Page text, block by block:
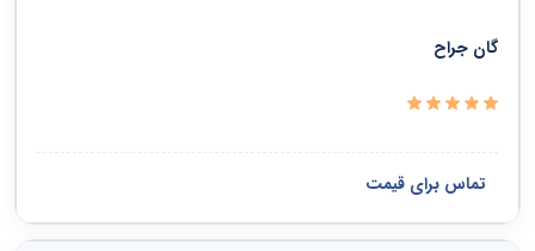
خدمات سیاسی و اجتماعی
مشاهده همه ›
گان جراح
تماس برای قیمت